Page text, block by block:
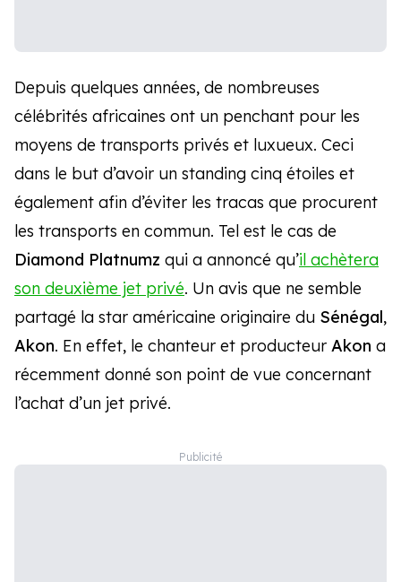
Depuis quelques années, de nombreuses
célébrités africaines ont un penchant pour les
moyens de transports privés et luxueux. Ceci
dans le but d’avoir un standing cinq étoiles et
également afin d’éviter les tracas que procurent
les transports en commun. Tel est le cas de
Diamond Platnumz qui a annoncé qu’il achètera
son deuxième jet privé. Un avis que ne semble
partagé la star américaine originaire du Sénégal,
Akon. En effet, le chanteur et producteur Akon a
récemment donné son point de vue concernant
l’achat d’un jet privé.